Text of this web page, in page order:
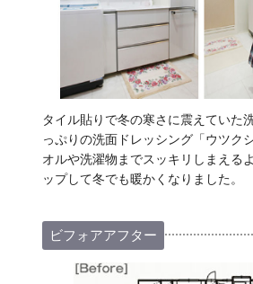
タイル貼りで冬の寒さに震えていた
っぷりの洗面ドレッシング「ウツク
オルや洗濯物までスッキリしまえる
ップして冬でも暖かくなりました。
ビフォアアフター